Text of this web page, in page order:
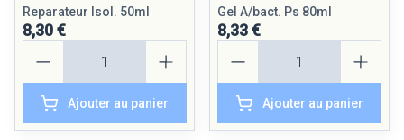
Reparateur Isol. 50ml
8,30 €
Ajouter au panier
Gel A/bact. Ps 80ml
8,33 €
Ajouter au panier